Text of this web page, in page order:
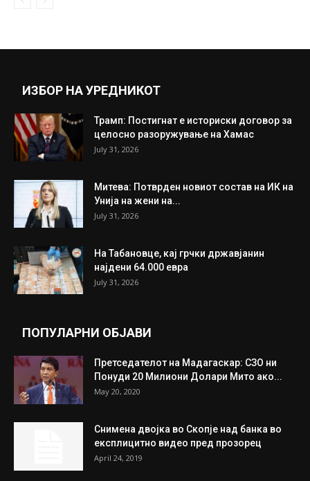
ИЗБОР НА УРЕДНИКОТ
Трамп: Постигнат е историски договор за
целосно разоружување на Хамас
July 31, 2026
Митева: Потврден новиот состав на ИК на
Унија на жени на...
July 31, 2026
На Табановце, кај грчки државјанин
најдени 64.000 евра
July 31, 2026
ПОПУЛАРНИ ОБЈАВИ
Претседателот на Мадагаскар: СЗО ни
Понуди 20 Милиони Долари Мито ако...
May 20, 2020
Снимена двојка во Скопје над банка во
експлицитно видео пред прозорец
April 24, 2019